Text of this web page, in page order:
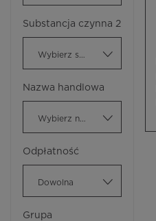
Substancja czynna 2
Nazwa handlowa
Odpłatność
Dowolna
Grupa